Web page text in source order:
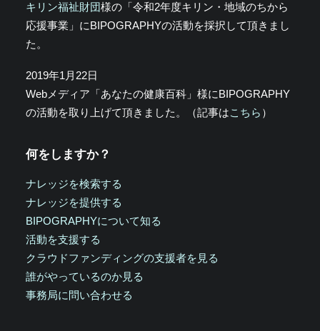
キリン福祉財団様の「令和2年度キリン・地域のちから
応援事業」にBIPOGRAPHYの活動を採択して頂きまし
た。
2019年1月22日
Webメディア「あなたの健康百科」様にBIPOGRAPHY
の活動を取り上げて頂きました。（記事はこちら ）
何をしますか？
ナレッジを検索する
ナレッジを提供する
BIPOGRAPHYについて知る
活動を支援する
クラウドファンディングの支援者を見る
誰がやっているのか見る
事務局に問い合わせる